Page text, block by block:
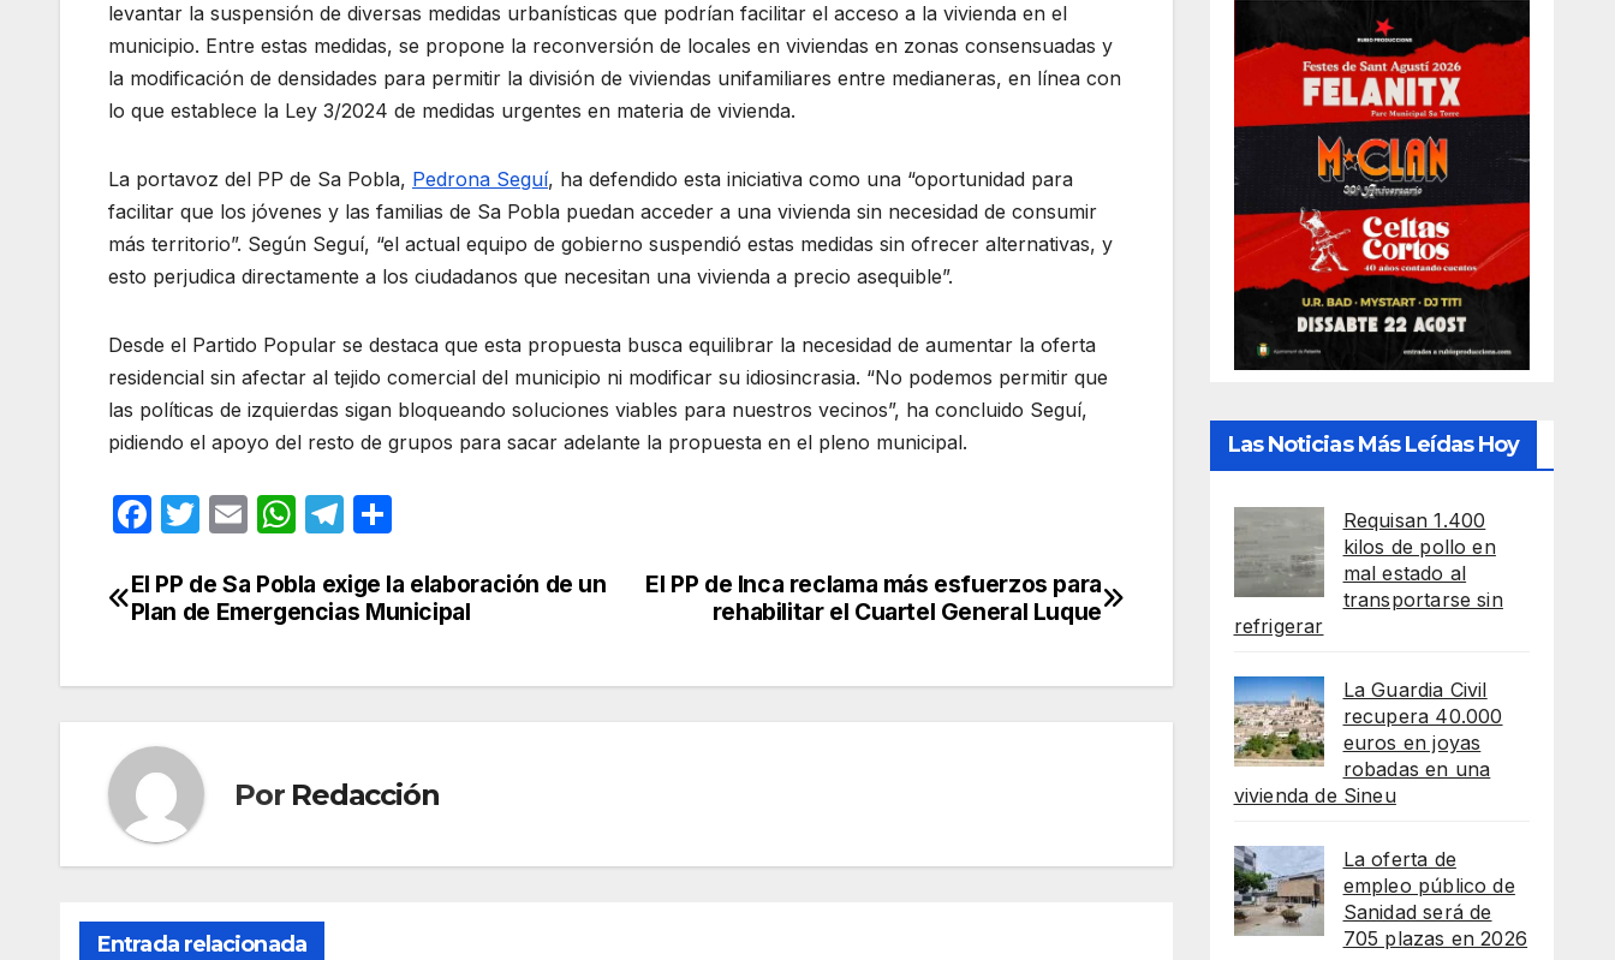
levantar la suspensión de diversas medidas urbanísticas que podrían facilitar el acceso a la vivienda en el
municipio. Entre estas medidas, se propone la reconversión de locales en viviendas en zonas consensuadas y
la modificación de densidades para permitir la división de viviendas unifamiliares entre medianeras, en línea con
lo que establece la Ley 3/2024 de medidas urgentes en materia de vivienda.
La portavoz del PP de Sa Pobla, Pedrona Seguí, ha defendido esta iniciativa como una “oportunidad para
facilitar que los jóvenes y las familias de Sa Pobla puedan acceder a una vivienda sin necesidad de consumir
más territorio”. Según Seguí, “el actual equipo de gobierno suspendió estas medidas sin ofrecer alternativas, y
esto perjudica directamente a los ciudadanos que necesitan una vivienda a precio asequible”.
Desde el Partido Popular se destaca que esta propuesta busca equilibrar la necesidad de aumentar la oferta
residencial sin afectar al tejido comercial del municipio ni modificar su idiosincrasia. “No podemos permitir que
las políticas de izquierdas sigan bloqueando soluciones viables para nuestros vecinos”, ha concluido Seguí,
pidiendo el apoyo del resto de grupos para sacar adelante la propuesta en el pleno municipal.
F
c
e
o
k
T
itt
er
E
ail
W
at
s
T
e
gr
m
p
Navegación
entradas
El PP de Inca reclama más esfuerzos para
rehabilitar el Cuartel General Luque
El PP de Sa Pobla exige la elaboración de un
Plan de Emergencias Municipal
Por Redacción
Entrada relacionada
Las Noticias Más Leídas Hoy
Requisan 1.400
kilos de pollo en
mal estado al
transportarse sin
refrigerar
La Guardia Civil
recupera 40.000
euros en joyas
robadas en una
vivienda de Sineu
La oferta de
empleo público de
Sanidad será de
705 plazas en 2026